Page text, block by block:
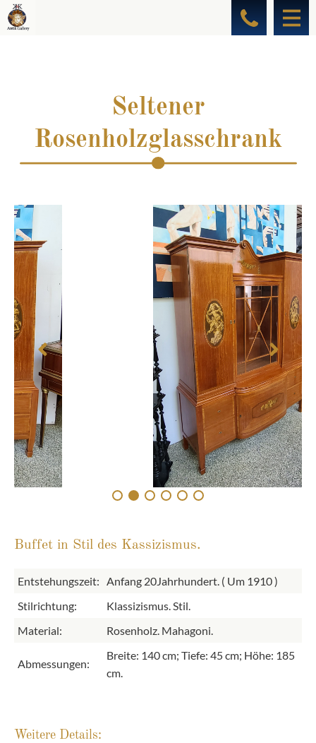
Seltener
Rosenholzglasschrank
Buffet in Stil des Kassizismus.
Entstehungszeit: Anfang 20Jahrhundert. ( Um 1910 )
Stilrichtung:
Klassizismus. Stil.
Material:
Rosenholz. Mahagoni.
Abmessungen:
Breite: 140 cm; Tiefe: 45 cm; Höhe: 185
cm.
Weitere Details: